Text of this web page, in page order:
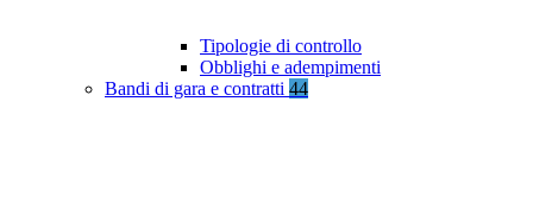
Tipologie di controllo
Obblighi e adempimenti
Bandi di gara e contratti 44